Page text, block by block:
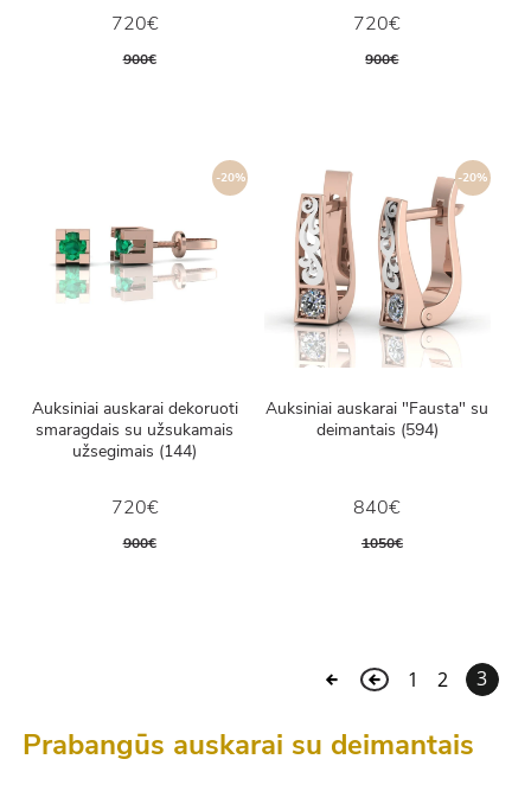
720€
900€
720€
900€
-20%
Auksiniai auskarai dekoruoti
smaragdais su užsukamais
užsegimais (144)
720€
900€
-20%
Auksiniai auskarai "Fausta" su
deimantais (594)
840€
1050€
1 2 3
Prabangūs auskarai su deimantais